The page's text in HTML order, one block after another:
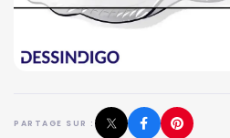
PARTAGE SUR :